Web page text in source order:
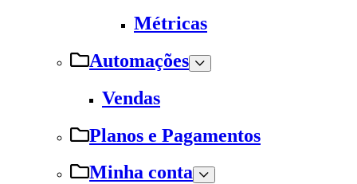
Métricas
Automações
Vendas
Planos e Pagamentos
Minha conta